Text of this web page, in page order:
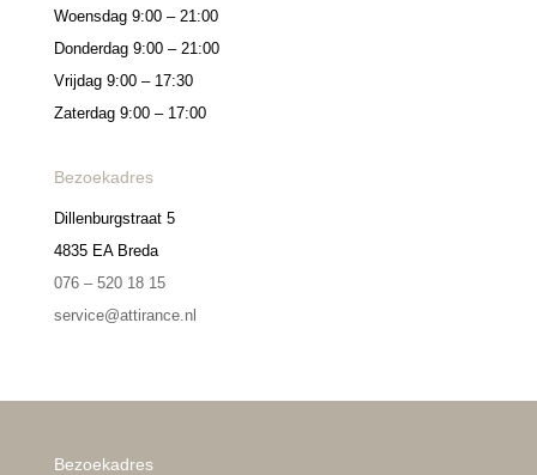
Woensdag 9:00 – 21:00
Donderdag 9:00 – 21:00
Vrijdag 9:00 – 17:30
Zaterdag 9:00 – 17:00
Bezoekadres
Dillenburgstraat 5
4835 EA Breda
076 – 520 18 15
service@attirance.nl
Bezoekadres